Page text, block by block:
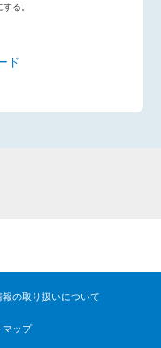
る。
ド
報の取り扱いについて
マップ